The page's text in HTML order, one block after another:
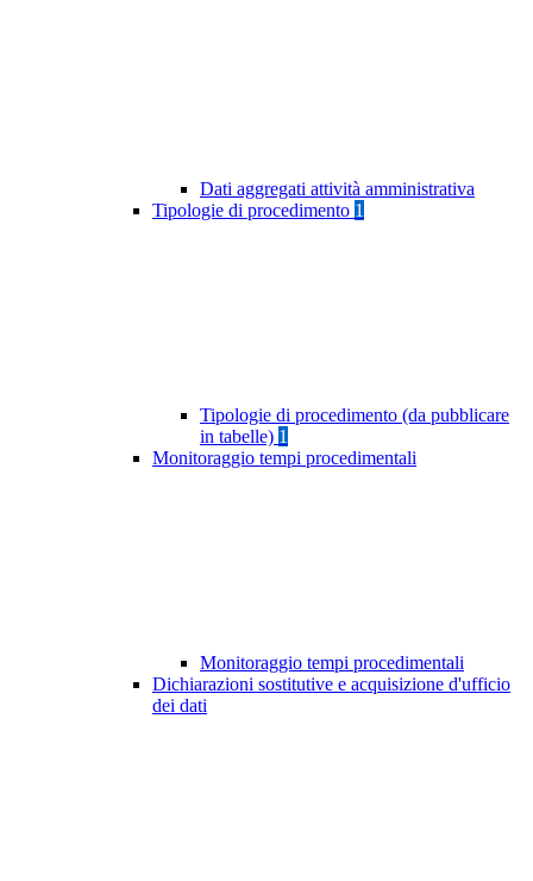
Dati aggregati attività amministrativa
Tipologie di procedimento 1
Tipologie di procedimento (da pubblicare
in tabelle) 1
Monitoraggio tempi procedimentali
Monitoraggio tempi procedimentali
Dichiarazioni sostitutive e acquisizione d'ufficio
dei dati